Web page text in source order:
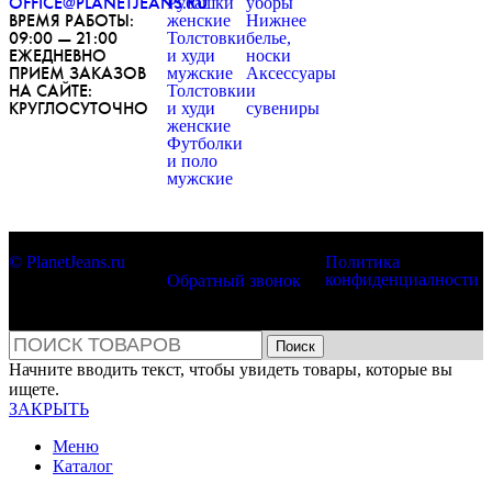
ВРЕМЯ РАБОТЫ:
09:00 — 21:00
ЕЖЕДНЕВНО
ПРИЕМ ЗАКАЗОВ
НА САЙТЕ:
КРУГЛОСУТОЧНО
женские
Толстовки
и худи
мужские
Толстовки
и худи
женские
Футболки
и поло
мужские
Нижнее
белье,
носки
Аксессуары
и
сувениры
© PlanetJeans.ru
Обратный звонок
Политика
конфиденциалности
Поиск
Начните вводить текст, чтобы увидеть товары, которые вы
ищете.
ЗАКРЫТЬ
Меню
Каталог